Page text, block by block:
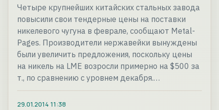
Четыре крупнейших китайских стальных завода
повысили свои тендерные цены на поставки
никелевого чугуна в феврале, сообщают Metal-
Pages. Производители нержавейки вынуждены
были увеличить предложения, поскольку цены
на никель на LME возросли примерно на $500 за
т., по сравнению с уровнем декабря.…
29.01.2014 11:38